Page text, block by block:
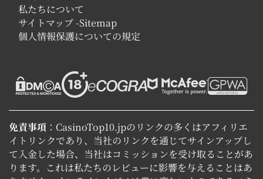
私たちについて
サイトマップ -Sitemap
個人情報保護についての規定
免責事項 ：CasinoTop10.jpのリンクの多くはアフィリエ
イトリンクであり、当社のリンクを通じてサインアップし
て入金した場合、当社はコミッションを受け取ることがあ
ります。これは私たちのレビューに影響を与えることはあ